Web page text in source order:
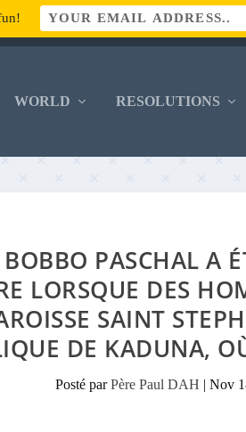
WORLD RESOLUTIONS
PASCHAL A
LORSQUE DES
SAINT
DE KADUNA,
Posté parPère Paul DAH |Nov